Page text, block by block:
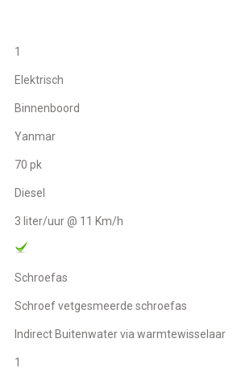
1
Elektrisch
Binnenboord
Yanmar
70 pk
Diesel
3 liter/uur @ 11 Km/h
Schroefas
schroef vetgesmeerde schroefas
indirect Buitenwater via warmtewisselaar
1